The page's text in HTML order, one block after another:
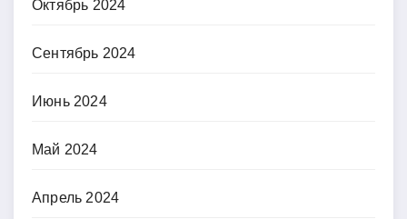
Октябрь 2024
Сентябрь 2024
Июнь 2024
Май 2024
Апрель 2024